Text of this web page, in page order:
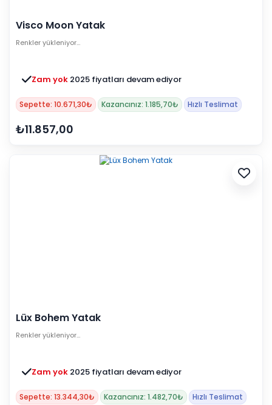
Visco Moon Yatak
Renkler yükleniyor…
Zam yok 2025 fiyatları devam ediyor
Sepette: 10.671,30₺ Kazancınız: 1.185,70₺ Hızlı Teslimat
₺11.857,00
Lüx Bohem Yatak
Renkler yükleniyor…
Zam yok 2025 fiyatları devam ediyor
Sepette: 13.344,30₺ Kazancınız: 1.482,70₺ Hızlı Teslimat